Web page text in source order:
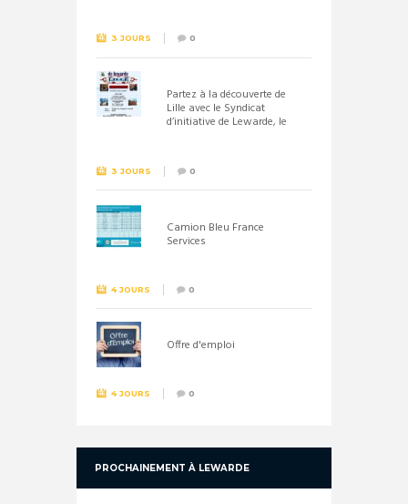
3 JOURS 0
Partez à la découverte de
Lille avec le Syndicat
d’initiative de Lewarde, le
3 JOURS 0
Camion Bleu France
Services
4 JOURS 0
Offre d'emploi
4 JOURS 0
PROCHAINEMENT À LEWARDE